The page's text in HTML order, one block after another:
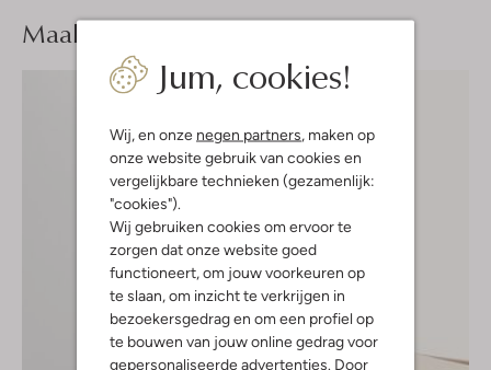
Jum, cookies!
Wij, en onze negen partners , maken op
onze website gebruik van cookies en
vergelijkbare technieken (gezamenlijk:
"cookies").
Wij gebruiken cookies om ervoor te
zorgen dat onze website goed
functioneert, om jouw voorkeuren op
te slaan, om inzicht te verkrijgen in
bezoekersgedrag en om een profiel op
te bouwen van jouw online gedrag voor
gepersonaliseerde advertenties. Door
Maak jelook compleet